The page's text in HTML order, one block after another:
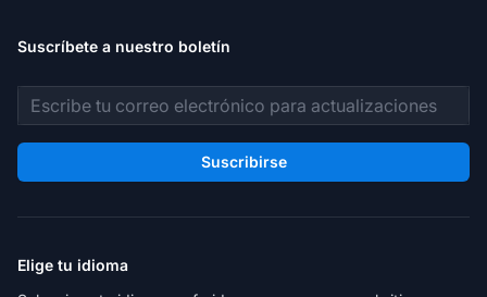
Suscríbete a nuestro boletín
Dirección de correo electrónico
Suscribirse
Elige tu idioma